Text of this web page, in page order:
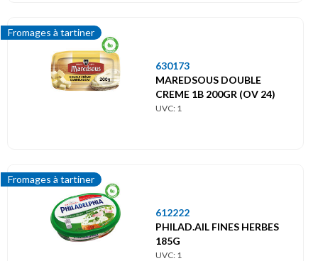
Fromages à tartiner
630173
MAREDSOUS DOUBLE
CREME 1B 200GR (OV 24)
UVC: 1
Fromages à tartiner
612222
PHILAD.AIL FINES HERBES
185G
UVC: 1